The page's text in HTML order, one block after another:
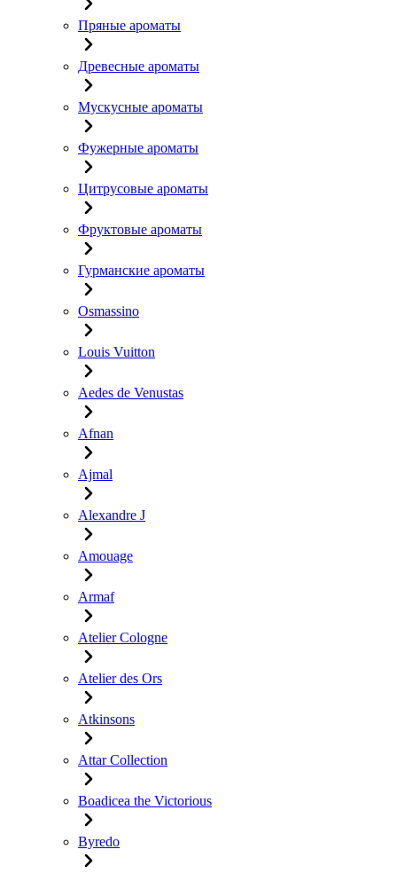
Пряные ароматы
Древесные ароматы
Мускусные ароматы
Фужерные ароматы
Цитрусовые ароматы
Фруктовые ароматы
Гурманские ароматы
Osmassino
Louis Vuitton
Aedes de Venustas
Afnan
Ajmal
Alexandre J
Amouage
Armaf
Atelier Cologne
Atelier des Ors
Atkinsons
Attar Collection
Boadicea the Victorious
Byredo